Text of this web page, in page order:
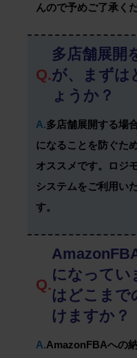
んので予めご了承く
Q.
多店舗展開
が、まずは
ょうか？
A.多店舗展開する場
になることを防ぐた
オススメです。ロジ
システムをご利用い
す。
Q.
になってい
はどこまで
けますか？
A.AmazonFBAへの